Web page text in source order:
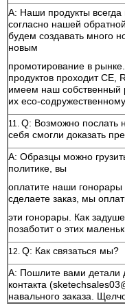
A: Наши продукты всегда
согласно нашей
будем создавать много
новым
промотирование в
продуктов проходит CE,
имеем наш
их eco-содружественному.
11. Q: Возможно послать
себя смогли доказать
A: Образцы можно
политике, вы
оплатите наши гонорары
сделаете заказ, мы
эти гонорары. Как
позаботит о этих
12. Q: Как связаться мы?
A: Пошлите вами детали
контакта
навального заказа.